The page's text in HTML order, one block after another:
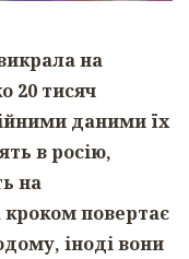
на
20 тисяч
даними їх
в росію,
на
кроком повертає
іноді вони